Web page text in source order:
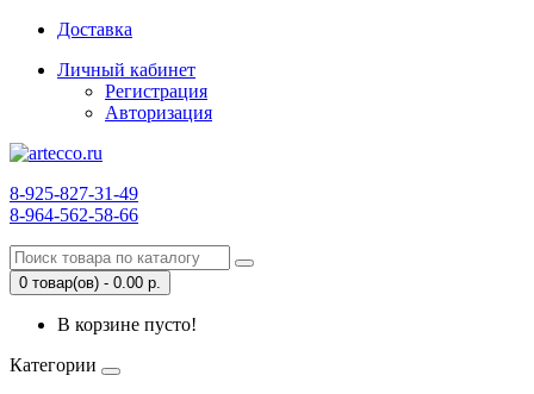
Доставка
Личный кабинет
Регистрация
Авторизация
8-925-827-31-49
8-964-562-58-66
0 товар(ов) - 0.00 р.
В корзине пусто!
Категории